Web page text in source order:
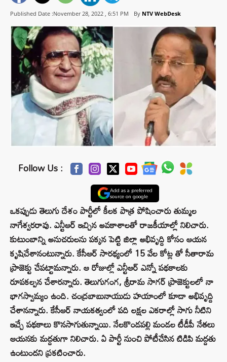
Published Date :November 28, 2022 , 6:51 PM By NTV WebDesk
Follow Us :
Add as a preferred
source on google
ఒకప్పుడు తెలుగు దేశం పార్టీలో కీలక పాత్ర పోషించారు తుమ్మల
నాగేశ్వరరావు. ఎన్టీఆర్ ఇచ్చిన అవకాశాలతో రాజకీయాల్లో నిలిచారు.
కుటుంబాన్ని అనుచరులను పక్కన పెట్టి జిల్లా అభివృద్ది కోసం ఆయన
కృషిచేశానంటున్నారు. కేసీఆర్ సారథ్యంలో 15 వేల కోట్ల తో సీతారామ
ప్రాజెక్టు చేపట్టామన్నారు. ఆ రోజుల్లో ఎన్టీఆర్ ఎన్నో పథకాలకు
రూపకల్పన చేశారన్నారు. తెలుగుగంగ, శ్రీరామ సాగర్ ప్రాజెక్టులలో నా
భాగస్వామ్యం ఉంది. చంద్రబాబునాయుడు హయాంలో కూడా అభివృద్ది
చేశానన్నారు. కేసీఆర్ నాయకత్వంలో పది లక్షల ఎకరాల్లో సాగు నీటిని
ఇచ్చే పథకాలు కొనసాగుతున్నాయి. నేలకొండపల్లి మండల టీడీపీ నేతలు
ఆయనకు మద్దతుగా నిలిచారు. ఏ పార్టీ నుంచి పోటీచేసిన టిడిపి మద్దతు
ఉంటుందని ప్రకటించారు.